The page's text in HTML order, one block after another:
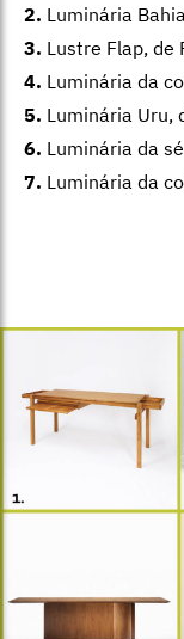
2. Luminária
3. Lustre Flap, de
4. Luminária da
5. Luminária Uru,
6. Luminária da
7. Luminária da